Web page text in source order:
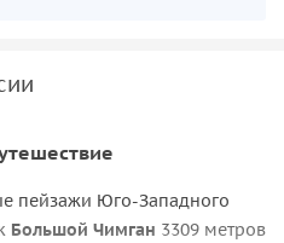
пейзажи Юго-Западного
Большой Чимган 3309 метров